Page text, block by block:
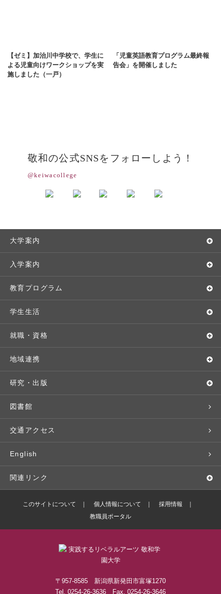
【ゼミ】加治川中学校で、学生に
よる児童向けワークショップを実
施しました（一戸）
「児童英語教育プログラム最終報
告会」を開催しました
敬和の公式SNSをフォローしよう！
@keiwacollege
大学案内
敬和学園大学とは
学長メッセージ
教育理念・方針・取り組み
キャンパス・施設設備
交通アクセス
基本情報・情報公開
広報・公聴
入学案内
入学者選抜
オープンキャンパス
Webオープンキャンパス
個別相談（来学・オンライン）
特待生（入学者向け）
パンフレット・資料請求
入学予定者の皆さま
教育プログラム
学部・学科
地域実践
留学プログラム
語学プログラム
教職課程
教員紹介
学修支援の体制
学生生活
キャンパスライフ
年間スケジュール
クラブ・サークル
大学周辺マップ
学生寮
学生支援制度
奨学金・特待生（在学生向け）
就職・資格
就職・進路サポート
資格取得
公務員試験対策
就職実績
社会で活躍する卒業生
地域連携
地域との連携
生涯学習
科目等履修生
社会人・シニア入学
施設・設備の貸し出し
研究・出版
研究者・研究分野
人文社会科学研究所
情報メディア研究所
研究論文
出版物
図書館
交通アクセス
English
関連リンク
バドミントン部ブログ
敬和学園高等学校
このサイトについて 個人情報について
採用情報
教職員ポータル
〒957-8585 新潟県新発田市富塚1270
Tel. 0254-26-3636 Fax. 0254-26-3646